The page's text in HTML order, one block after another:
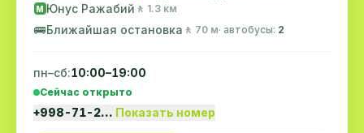
M Юнус Ражабий 🚶 1.3 км
🚌Ближайшая остановка 🚶 70 м· автобусы: 2
пн–сб:10:00–19:00
Сейчас открыто
+998-71-2… Показать номер